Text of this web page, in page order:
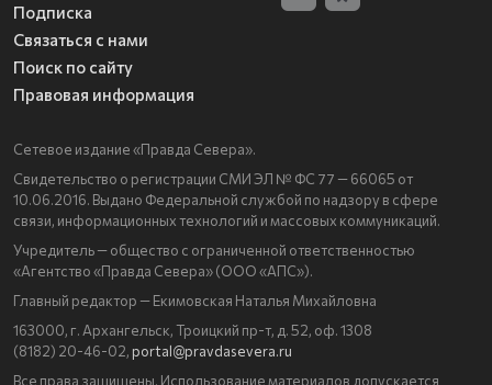
Подписка
Связаться с нами
Поиск по сайту
Правовая информация
Сетевое издание «Правда Севера».
Свидетельство о регистрации СМИ ЭЛ № ФС 77 — 66065 от
10.06.2016. Выдано Федеральной службой по надзору в сфере
связи, информационных технологий и массовых коммуникаций.
Учредитель — общество с ограниченной ответственностью
«Агентство «Правда Севера» (ООО «АПС»).
Главный редактор — Екимовская Наталья Михайловна
163000, г. Архангельск, Троицкий пр-т, д. 52, оф. 1308
(8182) 20-46-02, portal@pravdasevera.ru
Все права защищены. Использование материалов допускается